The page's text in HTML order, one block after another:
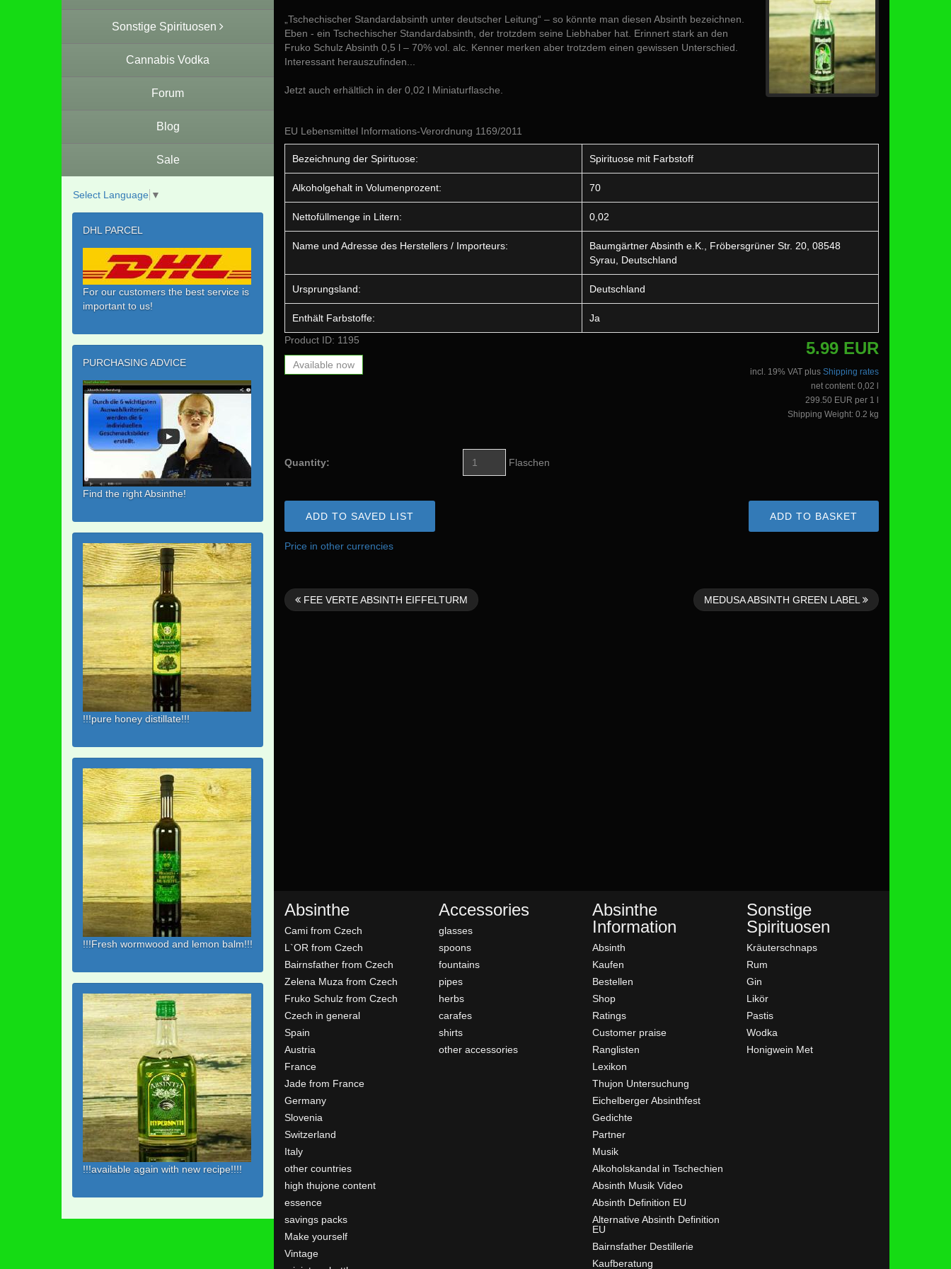
Sonstige Spirituosen
Cannabis Vodka
Forum
Blog
Sale
Select Language ▼
DHL PARCEL
For our customers the best service is
important to us!
PURCHASING ADVICE
Find the right Absinthe!
!!!pure honey distillate!!!
!!!Fresh wormwood and lemon balm!!!
!!!available again with new recipe!!!!
„Tschechischer Standardabsinth unter deutscher Leitung“ – so könnte man diesen Absinth bezeichnen.
Eben - ein Tschechischer Standardabsinth, der trotzdem seine Liebhaber hat. Erinnert stark an den
Fruko Schulz Absinth 0,5 l – 70% vol. alc. Kenner merken aber trotzdem einen gewissen Unterschied.
Interessant herauszufinden...
Jetzt auch erhältlich in der 0,02 l Miniaturflasche.
EU Lebensmittel Informations-Verordnung 1169/2011
Bezeichnung der Spirituose: Spirituose mit Farbstoff
Alkoholgehalt in Volumenprozent: 70
Nettofüllmenge in Litern: 0,02
Name und Adresse des Herstellers / Importeurs:
Baumgärtner Absinth e.K., Fröbersgrüner Str. 20, 08548
Syrau, Deutschland
Ursprungsland: Deutschland
Enthält Farbstoffe:
Ja
Product ID: 1195
Available now
5.99 EUR
incl. 19% VAT plus Shipping rates
net content: 0,02 l
299.50 EUR per 1 l
Shipping Weight: 0.2 kg
Quantity: Flaschen
ADD TO BASKET
ADD TO SAVED LIST
Price in other currencies
FEE VERTE ABSINTH EIFFELTURM MEDUSA ABSINTH GREEN LABEL
Absinthe
Cami from Czech
L`OR from Czech
Bairnsfather from Czech
Zelena Muza from Czech
Fruko Schulz from Czech
Czech in general
Spain
Austria
France
Jade from France
Germany
Slovenia
Switzerland
Italy
other countries
high thujone content
essence
savings packs
Make yourself
Vintage
Accessories
glasses
spoons
fountains
pipes
herbs
carafes
shirts
other accessories
Absinthe
Information
Absinth
Kaufen
Bestellen
Shop
Ratings
Customer praise
Ranglisten
Lexikon
Thujon Untersuchung
Eichelberger Absinthfest
Gedichte
Partner
Musik
Alkoholskandal in Tschechien
Absinth Musik Video
Absinth Definition EU
Alternative Absinth Definition
EU
Bairnsfather Destillerie
Kaufberatung
Sonstige
Spirituosen
Kräuterschnaps
Rum
Gin
Likör
Pastis
Wodka
Honigwein Met